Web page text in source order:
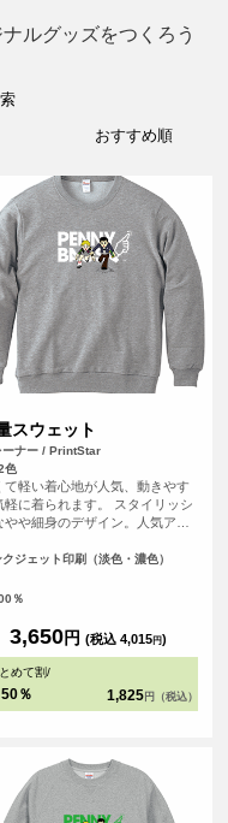
ルグッズをつくろう
スウェット
ーナー / PrintStar
色
て軽い着心地が人気、動きやす
軽に着られます。 スタイリッシ
やや細身のデザイン。人気アパ
リティーです。
クジェット印刷（淡色・濃色）
％
3,650円 (税込 4,015円)
めて割/
50％ 1,825 円（税込）